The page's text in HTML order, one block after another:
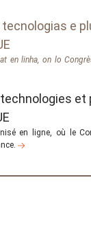
e
en linha, on lo
et
en ligne, où le